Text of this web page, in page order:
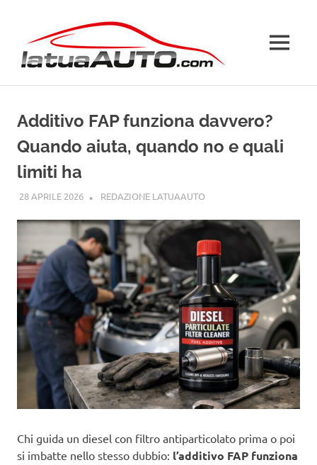
contenuto
MENU
Additivo FAP funziona davvero?
Quando aiuta, quando no e quali
limiti ha
28 APRILE 2026 REDAZIONE LATUAAUTOGUIDE
Chi guida un diesel con filtro antiparticolato prima o poi
si imbatte nello stesso dubbio: l’additivo FAP funziona